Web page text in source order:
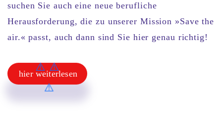
suchen Sie auch eine neue berufliche
Herausforderung, die zu unserer Mission »Save the
air.« passt, auch dann sind Sie hier genau richtig!
hier weiterlesen
hier weiterlesen